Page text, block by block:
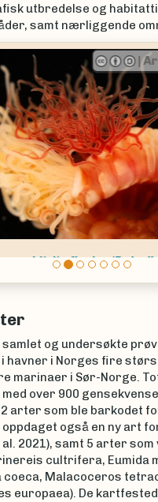
utbredelse og
samt nærliggende
Flekket bladrygg
og undersøkte
havner i Norges fire
marinaer i Sør-Norge.
over 900
arter som ble barkodet
også en ny art
2021), samt 5 arter
cultrifera, Eumida
coeca, Malacoceros
europaea). De